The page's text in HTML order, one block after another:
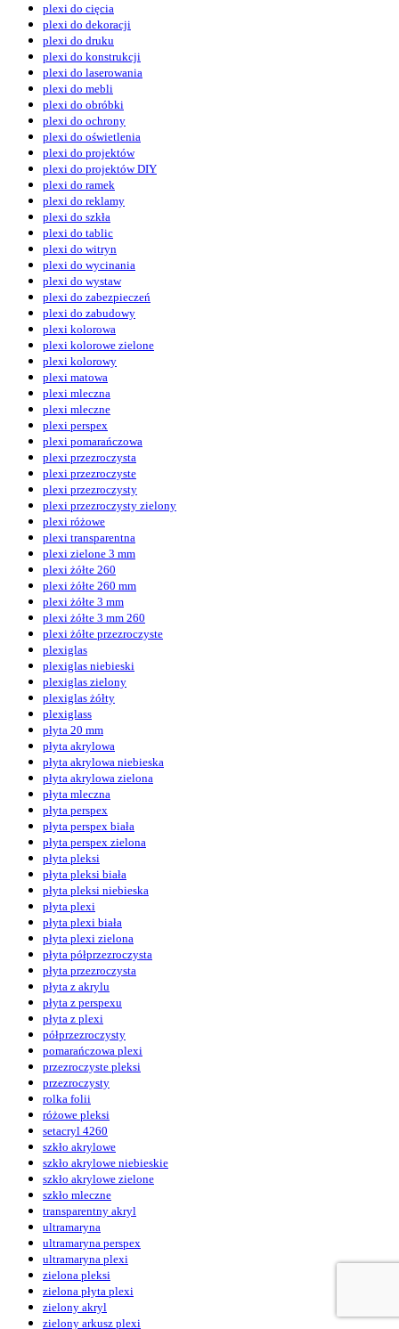
plexi do cięcia
plexi do dekoracji
plexi do druku
plexi do konstrukcji
plexi do laserowania
plexi do mebli
plexi do obróbki
plexi do ochrony
plexi do oświetlenia
plexi do projektów
plexi do projektów DIY
plexi do ramek
plexi do reklamy
plexi do szkła
plexi do tablic
plexi do witryn
plexi do wycinania
plexi do wystaw
plexi do zabezpieczeń
plexi do zabudowy
plexi kolorowa
plexi kolorowe zielone
plexi kolorowy
plexi matowa
plexi mleczna
plexi mleczne
plexi perspex
plexi pomarańczowa
plexi przezroczysta
plexi przezroczyste
plexi przezroczysty
plexi przezroczysty zielony
plexi różowe
plexi transparentna
plexi zielone 3 mm
plexi żółte 260
plexi żółte 260 mm
plexi żółte 3 mm
plexi żółte 3 mm 260
plexi żółte przezroczyste
plexiglas
plexiglas niebieski
plexiglas zielony
plexiglas żółty
plexiglass
płyta 20 mm
płyta akrylowa
płyta akrylowa niebieska
płyta akrylowa zielona
płyta mleczna
płyta perspex
płyta perspex biała
płyta perspex zielona
płyta pleksi
płyta pleksi biała
płyta pleksi niebieska
płyta plexi
płyta plexi biała
płyta plexi zielona
płyta półprzezroczysta
płyta przezroczysta
płyta z akrylu
płyta z perspexu
płyta z plexi
półprzezroczysty
pomarańczowa plexi
przezroczyste pleksi
przezroczysty
rolka folii
różowe pleksi
setacryl 4260
szkło akrylowe
szkło akrylowe niebieskie
szkło akrylowe zielone
szkło mleczne
transparentny akryl
ultramaryna
ultramaryna perspex
ultramaryna plexi
zielona pleksi
zielona płyta plexi
zielony akryl
zielony arkusz plexi